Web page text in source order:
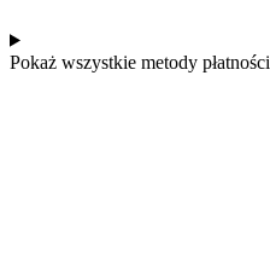
Pokaż wszystkie metody płatności